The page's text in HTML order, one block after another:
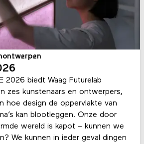
2026 biedt Waag Futurelab
zes kunstenaars en ontwerpers,
hoe design de oppervlakte van
kan blootleggen. Onze door
wereld is kapot – kunnen we